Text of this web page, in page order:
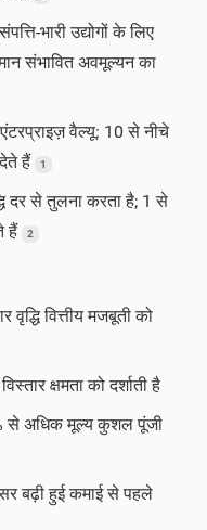
भारी उद्योगों के लिए
संभावित अवमूल्यन का
वैल्यू: 10 से नीचे
हैं
1
दर से तुलना करता है; 1 से
हैं
2
वित्तीय मजबूती को
क्षमता को दर्शाती है
से अधिक मूल्य कुशल पूंजी
बढ़ी हुई कमाई से पहले